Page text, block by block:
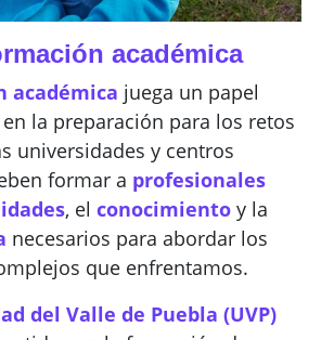
académica
académica juega un papel
la preparación para los retos
universidades y centros
formar a profesionales
, el conocimiento y la
necesarios para abordar los
que enfrentamos.
del Valle de Puebla (UVP)